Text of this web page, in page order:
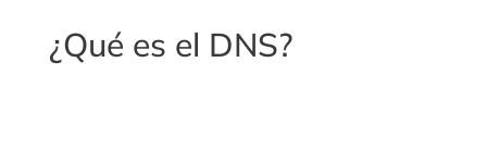
¿Qué es el DNS?